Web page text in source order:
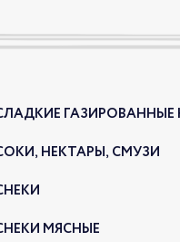
НЕКТАРЫ, СМУЗИ
МЯСНЫЕ